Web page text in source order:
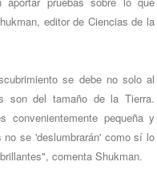
editor de Ciencias de la
se debe no solo al
son del tamaño de la Tierra.
convenientemente pequeña y
se 'deslumbrarán' como sí lo
comenta Shukman.